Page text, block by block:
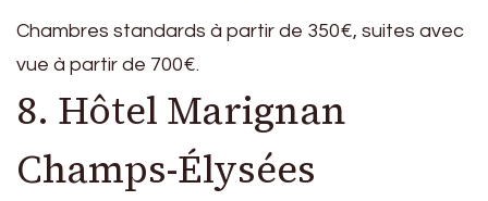
Chambres standards à partir de 350€, suites avec
vue à partir de 700€.
8. Hôtel Marignan
Champs-Élysées